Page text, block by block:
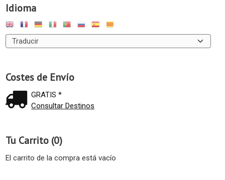
Idioma
Costes de Envío
GRATIS *
Consultar Destinos
Tu Carrito (0)
El carrito de la compra está vacío